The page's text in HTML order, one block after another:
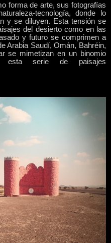
forma de arte, sus fotografías
tecnología, donde lo
y se diluyen. Esta tensión se
del desierto como en las
y futuro se comprimen a
Arabia Saudí, Omán, Bahréin,
se mimetizan en un binomio
esta serie de paisajes